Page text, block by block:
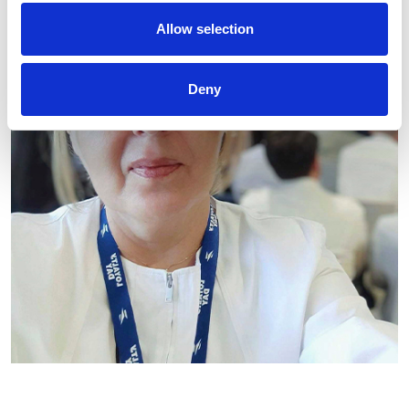
Allow selection
Deny